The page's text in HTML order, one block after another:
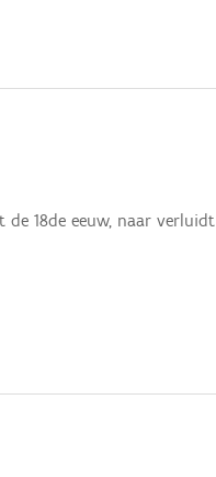
18de eeuw, naar verluidt